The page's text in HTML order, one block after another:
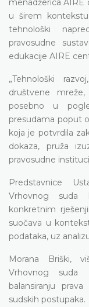
menadžerica AIRE
u širem
tehnološki
pravosudne
edukacije AIRE
„Tehnološki
društvene
posebno u
presudama poput
koja je potvrdila
dokaza, pruža
pravosudne
Predstavnice
Vrhovnog suda
konkretnim
suočava u
podataka, uz
Morana Briški,
Vrhovnog suda
balansiranju
sudskih postupaka.